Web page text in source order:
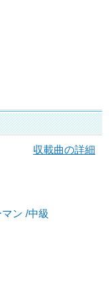
収載曲の詳細
ン /中級